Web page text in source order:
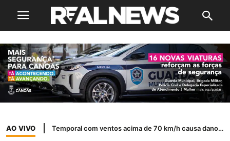
AO VIVO Temporal com ventos acima de 70 km/h causa danos em Dois Irmãos